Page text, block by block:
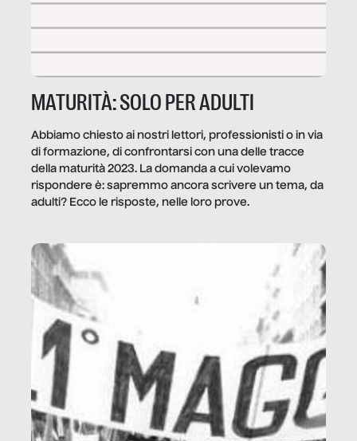
MATURITÀ: SOLO PER ADULTI
Abbiamo chiesto ai nostri lettori, professionisti o in via
di formazione, di confrontarsi con una delle tracce
della maturità 2023. La domanda a cui volevamo
rispondere è: sapremmo ancora scrivere un tema, da
adulti? Ecco le risposte, nelle loro prove.